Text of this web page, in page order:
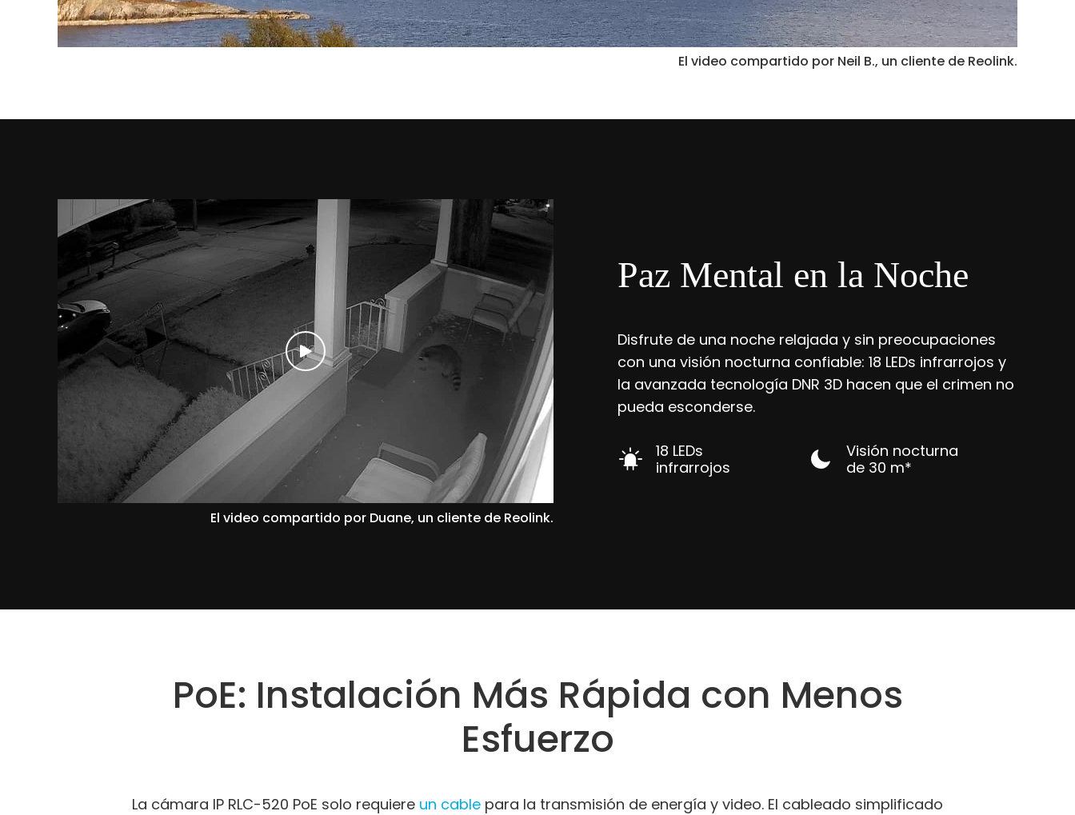
El video compartido por Neil B., un cliente de Reolink.
El video compartido por Duane, un cliente de Reolink.
Paz Mental en la Noche
Disfrute de una noche relajada y sin preocupaciones
con una visión nocturna confiable: 18 LEDs infrarrojos y
la avanzada tecnología DNR 3D hacen que el crimen no
pueda esconderse.
18 LEDs
infrarrojos
Visión nocturna
de 30 m*
PoE: Instalación Más Rápida con Menos
Esfuerzo
La cámara IP RLC-520 PoE solo requiere un cable para la transmisión de energía y video. El cableado simplificado